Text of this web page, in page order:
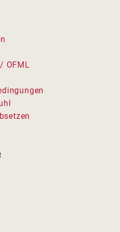
OFML